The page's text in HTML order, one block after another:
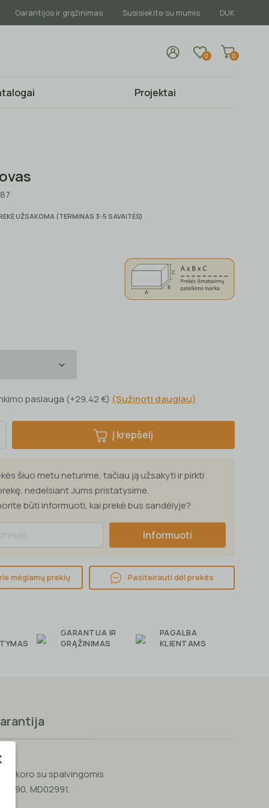
Garantijos ir grąžinimas Susisiekite su mumis DUK
0 0
Projektai
UŽSAKOMA (TERMINAS 3-5 SAVAITĖS)
paslauga (+29,42 €) (Sužinoti daugiau)
Į krepšelį
šiuo metu neturime, tačiau ją užsakyti ir pirkti
nedelsiant Jums pristatysime.
būti informuoti, kai prekė bus sandėlyje?
Informuoti
mėgiamų prekių Pasiteirauti dėl prekės
GARANTIJA IR
GRĄŽINIMAS
PAGALBA
KLIENTAMS
dekoro su spalvingomis
MD02991,